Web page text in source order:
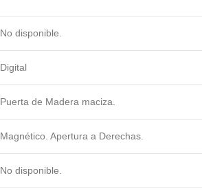
No disponible.
Digital
Puerta de Madera maciza.
Magnético. Apertura a Derechas.
No disponible.